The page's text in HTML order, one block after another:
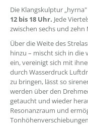
Die Klangskulptur
12 bis 18 Uhr. Jede
zwischen sechs und
Über die Weite des
hinzu – mischt sich in die
ein, vereinigt sich mit
durch Wasserdruck
zu bringen, lässt so
werden über den
getaucht und wieder
Resonanzraum und